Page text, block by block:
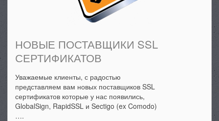
НОВЫЕ ПОСТАВЩИКИ SSL
СЕРТИФИКАТОВ
Уважаемые клиенты, с радостью
представляем вам новых поставщиков SSL
сертификатов которые у нас появились,
GlobalSign, RapidSSL и Sectigo (ex Comodo)
….